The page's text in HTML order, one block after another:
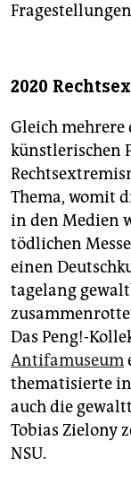
2020
Gleich mehrere
künstlerischen
Thema, womit
in den Medien
tödlichen
einen
tagelang
Das Peng!-
Antifamuseum
thematisierte
auch die
Tobias Zielony
NSU.